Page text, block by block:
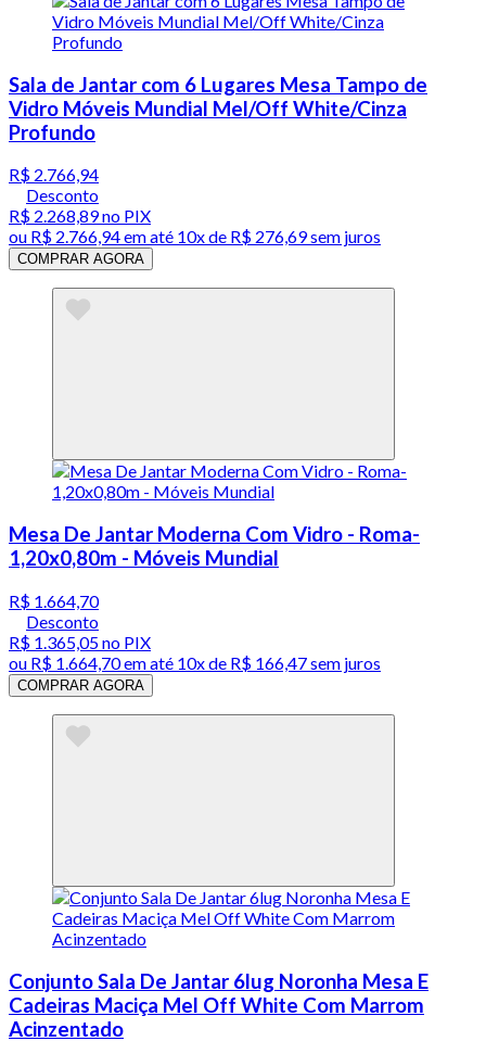
Sala de Jantar com 6 Lugares Mesa Tampo de
Vidro Móveis Mundial Mel/Off White/Cinza
Profundo
R$ 2.766,94
Desconto
R$ 2.268,89no PIX
ou R$ 2.766,94em até 10x de R$ 276,69 sem juros
COMPRAR AGORA
Mesa De Jantar Moderna Com Vidro - Roma-
1,20x0,80m - Móveis Mundial
R$ 1.664,70
Desconto
R$ 1.365,05no PIX
ou R$ 1.664,70em até 10x de R$ 166,47 sem juros
COMPRAR AGORA
Conjunto Sala De Jantar 6lug Noronha Mesa E
Cadeiras Maciça Mel Off White Com Marrom
Acinzentado